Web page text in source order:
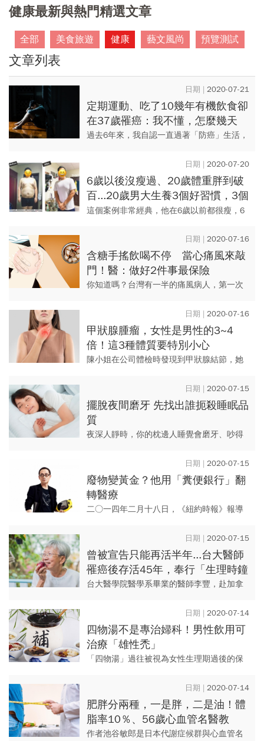
健康最新與熱門精選文章
全部 美食旅遊 健康 藝文風尚 預覽測試
文章列表
2020-07-21
定期運動、吃了10幾年有機飲食卻
在37歲罹癌：我不懂，怎麼幾天
內，我會從健康寶寶到瀕臨死亡？
過去6年來，我自認一直過著「防癌」生活，
食，搭配少量草飼、不含激素的高品質肉
類；還定期運動、每日靜心。...
2020-07-20
6歲以後沒瘦過、20歲體重胖到破
百...20歲男大生養3個好習慣，3個
月狠甩25公斤
這個案例非常經典，他在6歲以前都很瘦，6
歲，身高184、體重130公斤...
2020-07-16
含糖手搖飲喝不停 當心痛風來敲
門！醫：做好2件事最保險
你知道嗎？台灣有一半的痛風病人，第一次
醒，常喝含糖飲料、新陳代謝異常，都可能
造成痛風的年輕化。
2020-07-16
甲狀腺腫瘤，女性是男性的3~4
倍！這3種體質要特別小心
陳小姐在公司體檢時發現到甲狀腺結節，她
她趕緊安排到醫院檢查。醫生要她先別慌，
甲狀腺疾病發病率雖然很高，...
2020-07-15
擺脫夜間磨牙 先找出誰扼殺睡眠品
質
夜深人靜時，你的枕邊人睡覺會磨牙、吵得
對身心的影響又如何？該因此就醫嗎？2020-07-15
廢物變黃金？他用「糞便銀行」翻
轉醫療
二○一四年二月十八日，《紐約時報》報導
眾買大便！ 創辦人馬克．史密斯並非是要買
大便，而是要建立腸道細...
2020-07-15
曾被宣告只能再活半年...台大醫師
罹癌後存活45年，奉行「生理時鐘
養生法」，從此不生病
台大醫學院醫學系畢業的醫師李豐，赴加拿
回台灣後，曾任教台大醫學院及擔任台大醫
院病理科醫師，專業是細胞...
2020-07-14
四物湯不是專治婦科！男性飲用可
治療「雄性禿」
「四物湯」過往被視為女性生理期過後的保
用」在網路引發熱議。四物湯到底是婦科良
藥還是毒藥呢？
2020-07-14
肥胖分兩種，一是胖，二是油！體
脂率10％、56歲心血管名醫教
你：15天抖掉內臟脂肪
作者池谷敏郎是日本代謝症候群與心血管名